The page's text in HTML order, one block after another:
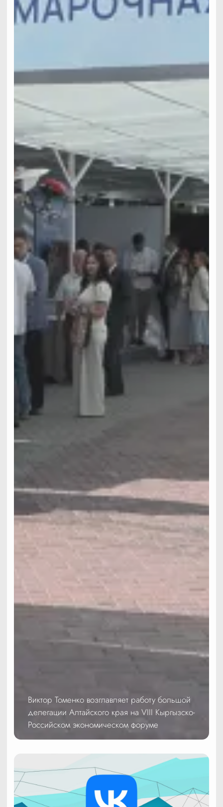
Виктор Томенко возглавляет работу большой
делегации Алтайского края на VIII Кыргызско-
Российском экономическом форуме